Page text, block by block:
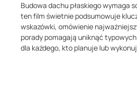
Budowa dachu płaskiego wymaga
ten film świetnie podsumowuje
wskazówki, omówienie
porady pomagają uniknąć
dla każdego, kto planuje lub